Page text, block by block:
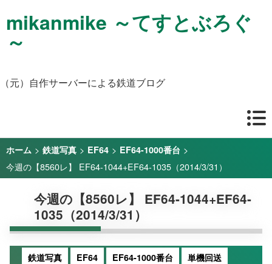
mikanmike ～てすとぶろぐ
～
（元）自作サーバーによる鉄道ブログ
ホーム > 鉄道写真 > EF64 > EF64-1000番台 >
今週の【8560レ】 EF64-1044+EF64-1035（2014/3/31）
今週の【8560レ】 EF64-1044+EF64-
1035（2014/3/31）
鉄道写真 EF64 EF64-1000番台 単機回送